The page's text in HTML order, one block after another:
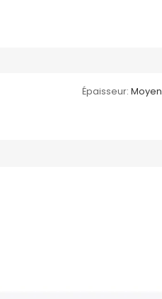
Épaisseur: Moyen